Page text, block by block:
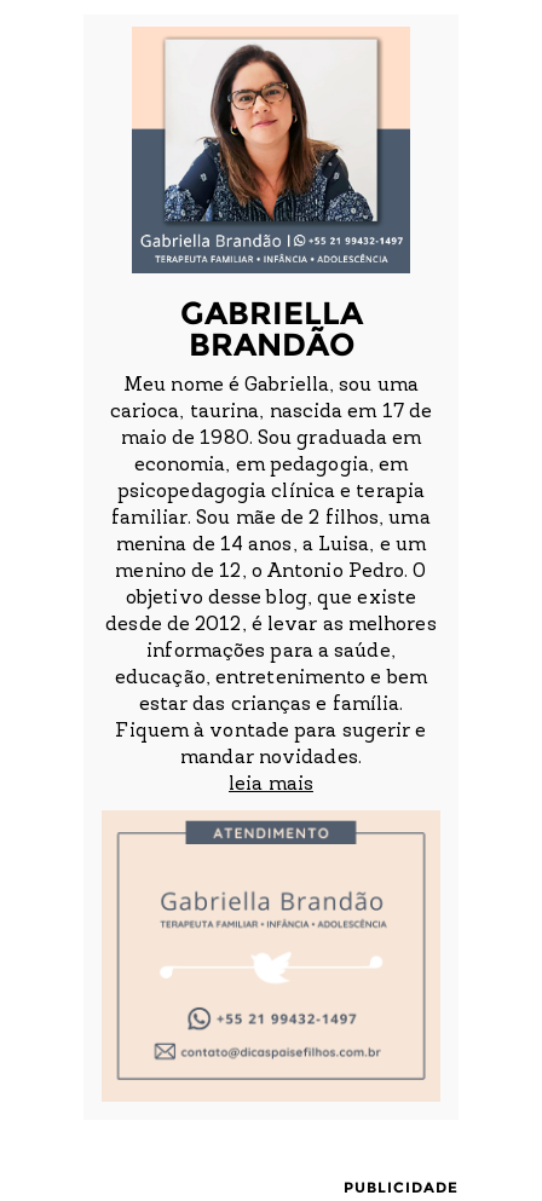
GABRIELLA
BRANDÃO
Meu nome é Gabriella, sou uma
carioca, taurina, nascida em 17 de
maio de 1980. Sou graduada em
economia, em pedagogia, em
psicopedagogia clínica e terapia
familiar. Sou mãe de 2 filhos, uma
menina de 14 anos, a Luisa, e um
menino de 12, o Antonio Pedro. O
objetivo desse blog, que existe
desde de 2012, é levar as melhores
informações para a saúde,
educação, entretenimento e bem
estar das crianças e família.
Fiquem à vontade para sugerir e
mandar novidades.
leia mais
PUBLICIDADE